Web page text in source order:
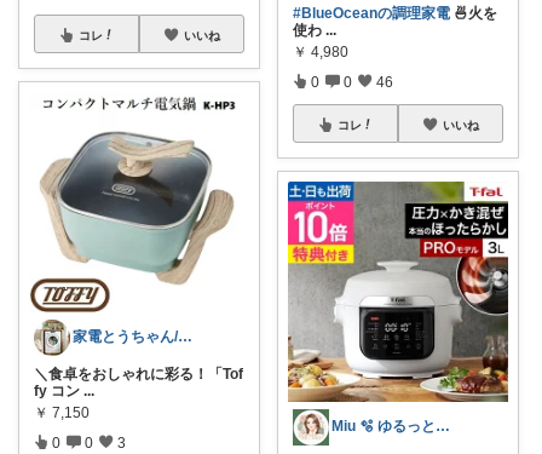
コレ いいね
家電とうちゃん/2児のパパ✨️購入感謝！
＼食卓をおしゃれに彩る！「Tof
fy コン ...
￥ 7,150
0 0 3
#BlueOceanの調理家電 🍜火を
使わ ...
￥ 4,980
0 0 46
コレ いいね
Miu 🫧 ゆるっと自分磨き。